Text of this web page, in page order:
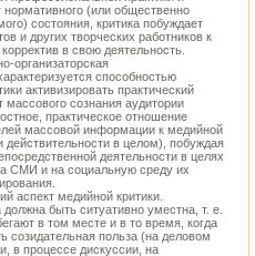
нормативного (или общественно
состояния, критика побуждает
и других творческих работников к
в свою деятельность.
организаторская
способностью
активизировать практический
массового сознания аудитории
практическое отношение
массовой информации к медийной
действительности в целом), побуждая
деятельности в целях
СМИ и на социальную среду их
аспект медийной критики.
должна быть ситуативно уместна, т. е.
в том месте и в то время, когда
созидательная польза (на деловом
в процессе дискуссии, на